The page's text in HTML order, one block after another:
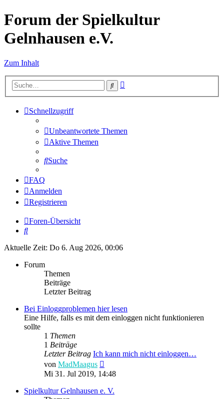
Forum der Spielkultur
Gelnhausen e.V.
Zum Inhalt
Suche
Schnellzugriff
Unbeantwortete Themen
Aktive Themen
Suche
FAQ
Anmelden
Registrieren
Foren-Übersicht
Suche
Aktuelle Zeit: Do 6. Aug 2026, 00:06
Forum
Themen
Beiträge
Letzter Beitrag
Bei Einloggproblemen hier lesen
Eine Hilfe, falls es mit dem einloggen nicht funktionieren
sollte
1 Themen
1 Beiträge
Letzter Beitrag Ich kann mich nicht einloggen…
von MadMaagus
Beitrag
Mi 31. Jul 2019, 14:48
Spielkultur Gelnhausen e. V.